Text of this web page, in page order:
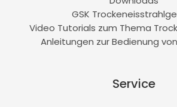
GSK
Video Tutorials zum Thema
Anleitungen zur Bedienung
Service